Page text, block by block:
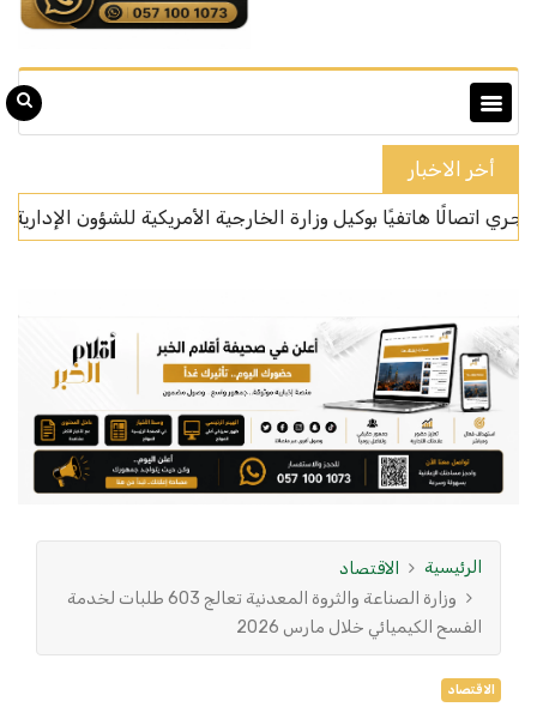
أخر الاخبار
هاتفيًا بوكيل وزارة الخارجية الأمريكية للشؤون الإدارية
الرئيسية
الاقتصاد
وزارة الصناعة والثروة المعدنية تعالج 603 طلبات لخدمة
الفسح الكيميائي خلال مارس 2026
الاقتصاد